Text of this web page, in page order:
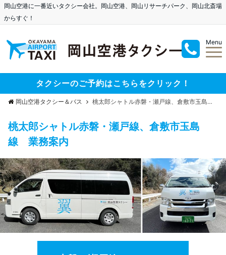
岡山空港に一番近いタクシー会社。岡山空港、岡山リサーチパーク、岡山北斎場
からすぐ！
Menu
タクシーのご予約はこちらをクリック！
岡山空港タクシー＆バス 桃太郎シャトル赤磐・瀬戸線、倉敷市玉島線 業務案内
桃太郎シャトル赤磐・瀬戸線、倉敷市玉島
線 業務案内